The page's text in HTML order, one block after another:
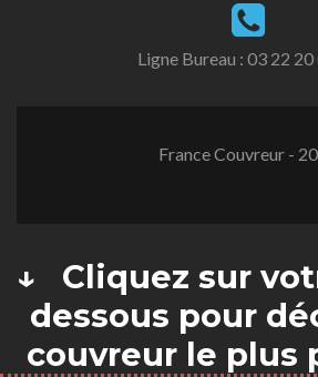
Ligne Bureau : 03 22 20
France Couvreur -
↓ Cliquez sur
dessous pour
couvreur le plus